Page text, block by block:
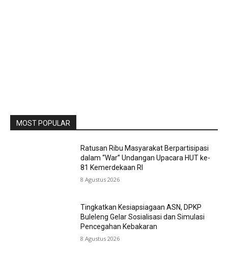
MOST POPULAR
Ratusan Ribu Masyarakat Berpartisipasi
dalam “War” Undangan Upacara HUT ke-
81 Kemerdekaan RI
8 Agustus 2026
Tingkatkan Kesiapsiagaan ASN, DPKP
Buleleng Gelar Sosialisasi dan Simulasi
Pencegahan Kebakaran
8 Agustus 2026